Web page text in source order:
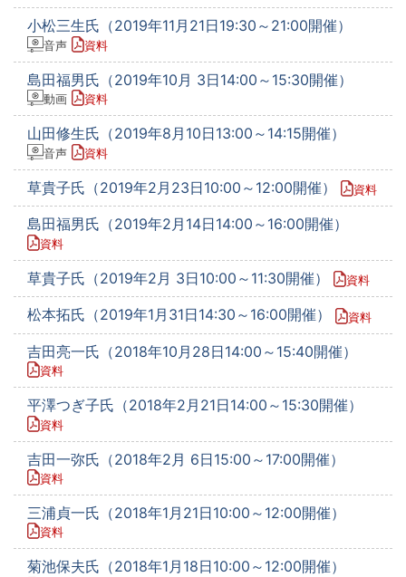
小松三生氏（2019年11月21日19:30～21:00開催）
音声 資料
島田福男氏（2019年10月 3日14:00～15:30開催）
動画 資料
山田修生氏（2019年8月10日13:00～14:15開催）
音声 資料
草貴子氏（2019年2月23日10:00～12:00開催） 資料
島田福男氏（2019年2月14日14:00～16:00開催）
資料
草貴子氏（2019年2月 3日10:00～11:30開催） 資料
松本拓氏（2019年1月31日14:30～16:00開催） 資料
吉田亮一氏（2018年10月28日14:00～15:40開催）
資料
平澤つぎ子氏（2018年2月21日14:00～15:30開催）
資料
吉田一弥氏（2018年2月 6日15:00～17:00開催）
資料
三浦貞一氏（2018年1月21日10:00～12:00開催）
資料
菊池保夫氏（2018年1月18日10:00～12:00開催）